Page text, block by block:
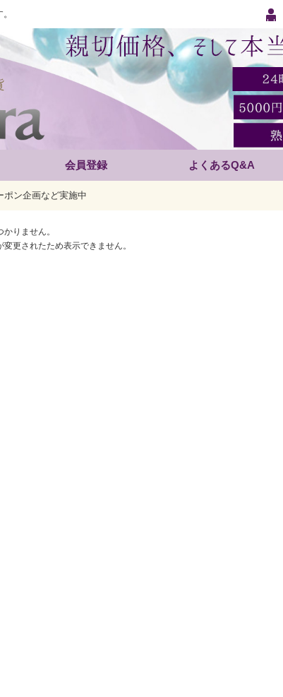
会員登録 よくあるQ&A
ポン企画など実施中
りません。
更されたため表示できません。